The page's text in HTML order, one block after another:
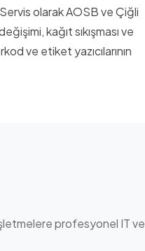
olarak AOSB ve Çiğli
kağıt sıkışması ve
ve etiket yazıcılarının
profesyonel IT ve